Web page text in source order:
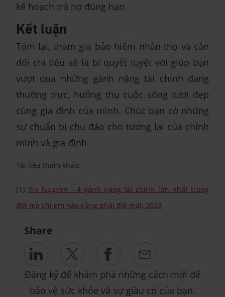
kế hoạch trả nợ đúng hạn.
Kết luận
Tóm lại, tham gia bảo hiểm nhân thọ và cân
đối chi tiêu sẽ là bí quyết tuyệt vời giúp bạn
vượt qua những gánh nặng tài chính đang
thường trực, hưởng thụ cuộc sống tươi đẹp
cùng gia đình của mình. Chúc bạn có những
sự chuẩn bị chu đáo cho tương lai của chính
mình và gia đình.
Tài liệu tham khảo:
[1]Yin Nguyen - 4 gánh nặng tài chính lớn nhất trong
đời mà chị em nào cũng phải đối mặt, 2022
Share
Đăng ký để khám phá những cách mới để
bảo vệ sức khỏe và sự giàu có của bạn.